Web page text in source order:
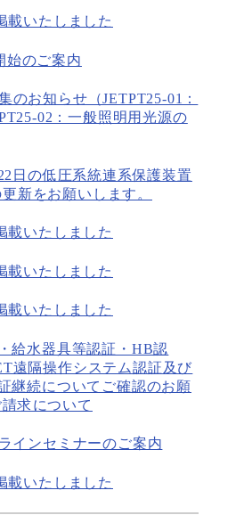
載いたしました
始のご案内
のお知らせ（JETPT25-01：
02：一般照明用光源の
日の低圧系統連系保護装置
新をお願いします。
載いたしました
載いたしました
載いたしました
給水器具等認証・HB認
遠隔操作システム認証及び
継続についてご確認のお願
求について
インセミナーのご案内
載いたしました